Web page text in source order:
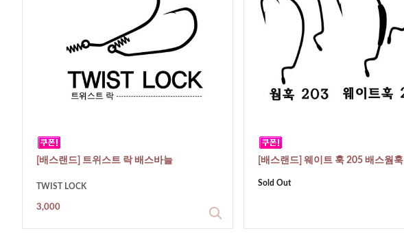
[배스랜드] 트위스트 락 배스바늘
TWIST LOCK
3,000
[배스랜드] 웨이트 훅 205 배스웜훅
Sold Out